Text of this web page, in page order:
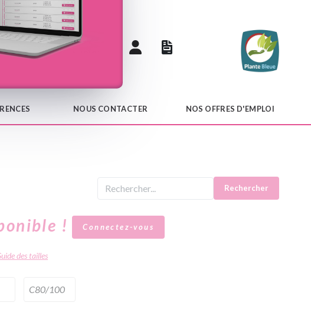
Notre catalogue
NOUS CONTACTER NOS OFFRES D'EMPLOI
Rechercher
! Connectez-vous
des tailles
C80/100